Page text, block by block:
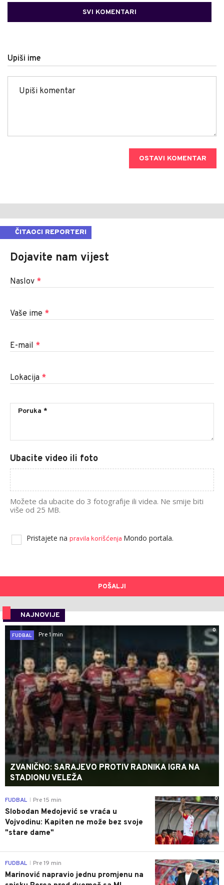
SVI KOMENTARI
Upiši ime
OSTAVI KOMENTAR
ČITAOCI REPORTERI
Dojavite nam vijest
Naslov *
Vaše ime *
E-mail *
Lokacija *
Ubacite video ili foto
Možete da ubacite do 3 fotografije ili videa. Ne smije biti
više od 25 MB.
Pristajete na pravila korišćenja Mondo portala.
POŠALJI
NAJNOVIJE
0
FUDBAL
Pre 1 min
ZVANIČNO: SARAJEVO PROTIV RADNIKA IGRA NA
STADIONU VELEŽA
0
FUDBAL Pre 15 min
Slobodan Medojević se vraća u
Vojvodinu: Kapiten ne može bez svoje
"stare dame"
0
FUDBAL Pre 19 min
Marinović napravio jednu promjenu na